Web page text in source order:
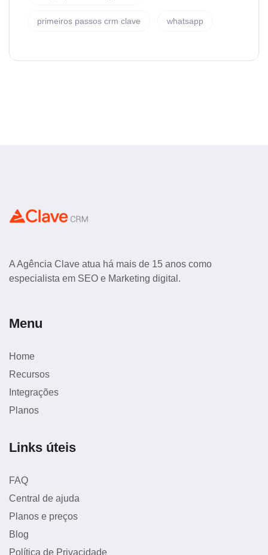
primeiros passos crm clave whatsapp
A Agência Clave atua há mais de 15 anos como
especialista em SEO e Marketing digital.
Menu
Home
Recursos
Integrações
Planos
Links úteis
FAQ
Central de ajuda
Planos e preços
Blog
Política de Privacidade